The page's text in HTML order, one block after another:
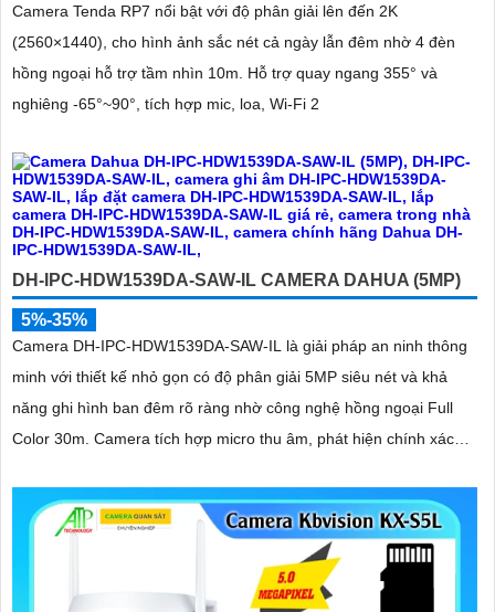
Camera Tenda RP7 nổi bật với độ phân giải lên đến 2K
(2560×1440), cho hình ảnh sắc nét cả ngày lẫn đêm nhờ 4 đèn
hồng ngoại hỗ trợ tầm nhìn 10m. Hỗ trợ quay ngang 355° và
nghiêng -65°~90°, tích hợp mic, loa, Wi-Fi 2
DH-IPC-HDW1539DA-SAW-IL CAMERA DAHUA (5MP)
5%-35%
Camera DH-IPC-HDW1539DA-SAW-IL là giải pháp an ninh thông
minh với thiết kế nhỏ gọn có độ phân giải 5MP siêu nét và khả
năng ghi hình ban đêm rõ ràng nhờ công nghệ hồng ngoại Full
Color 30m. Camera tích hợp micro thu âm, phát hiện chính xác
ghi hình liên tục và hiệu quả